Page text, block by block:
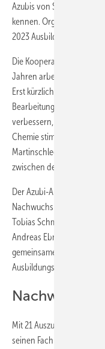
Azubis von Schirmer die
kennen. Organisiert
2023 Ausbildungsleiter bei
Die Kooperation der
Jahren arbeiten Schirmer
Erst kürzlich investierte
Bearbeitungszentren von
verbessern, sondern auch
Chemie stimmt“, bestätigt
Martinschledde – nicht
zwischen den Teams vor
Der Azubi-Austausch soll
Nachwuchskräfte
Tobias Schmits von Wirus
Andreas Ebmeier von
gemeinsames Grillen bot
Ausbildungsfragen.
Mit 21 Auszubildenden
seinen